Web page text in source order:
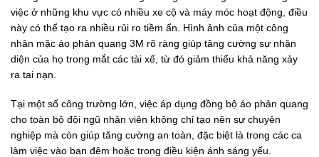
việc ở những khu vực có nhiều xe cộ và máy móc hoạt động, điều
này có thể tạo ra nhiều rủi ro tiềm ẩn. Hình ảnh của một công
nhân mặc áo phản quang 3M rõ ràng giúp tăng cường sự nhận
diện của họ trong mắt các tài xế, từ đó giảm thiểu khả năng xảy
ra tai nạn.
Tại một số công trường lớn, việc áp dụng đồng bộ áo phản quang
cho toàn bộ đội ngũ nhân viên không chỉ tạo nên sự chuyên
nghiệp mà còn giúp tăng cường an toàn, đặc biệt là trong các ca
làm việc vào ban đêm hoặc trong điều kiện ánh sáng yếu.